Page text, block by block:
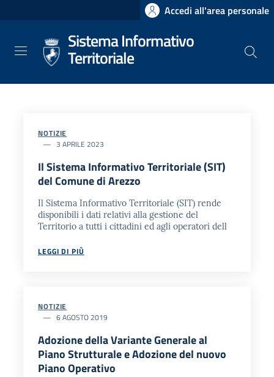
al
principale
Accedi all'area personale
Sistema Informativo
Territoriale
NOTIZIE
3 APRILE 2023
Il Sistema Informativo Territoriale (SIT)
del Comune di Arezzo
Il Sistema Informativo Territoriale (SIT) rende
disponibili i dati relativi alla gestione del
Territorio a tutti i cittadini ed agli operatori dell
LEGGI DI PIÙ
NOTIZIE
6 AGOSTO 2019
Adozione della Variante Generale al
Piano Strutturale e Adozione del nuovo
Piano Operativo